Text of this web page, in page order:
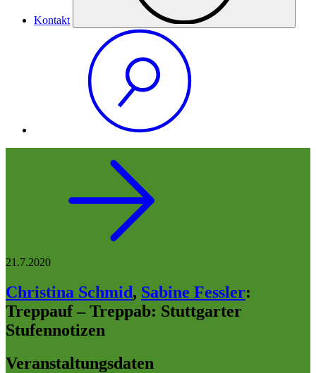
Kontakt
21.7.2020
Christina Schmid, Sabine Fessler:
Treppauf – Treppab: Stuttgarter
Stufennotizen
Veranstaltungsdaten